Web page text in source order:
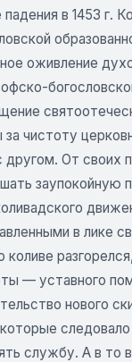
в 1453 г.
оживление
за чистоту
другом. От своих
заупокойную
в лике
коливе
— уставного
нового
следовало
службу. А в то